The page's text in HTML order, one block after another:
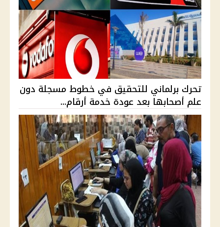
تحرك برلماني للتحقيق في خطوط مسجلة دون
علم أصحابها بعد عودة خدمة أرقام...